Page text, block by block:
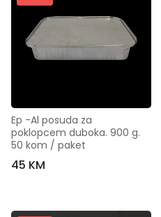
Ep -Al posuda za
poklopcem duboka. 900 g.
50 kom / paket
45 KM